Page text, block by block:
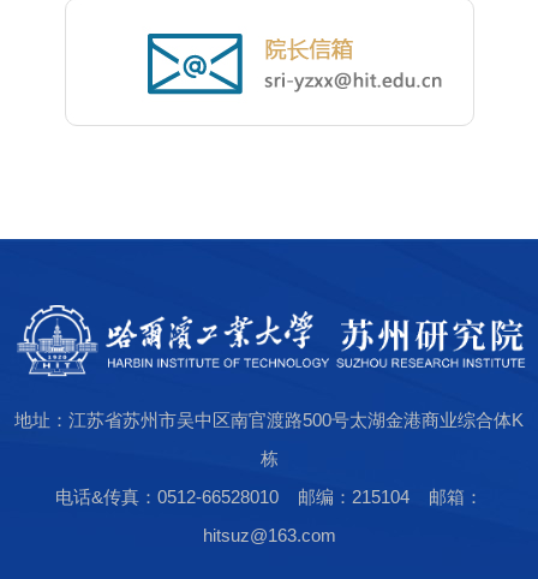
地址：江苏省苏州市吴中区南官渡路500号太湖金港商业综合体K
栋
电话&传真：0512-66528010 邮编：215104 邮箱：
hitsuz@163.com